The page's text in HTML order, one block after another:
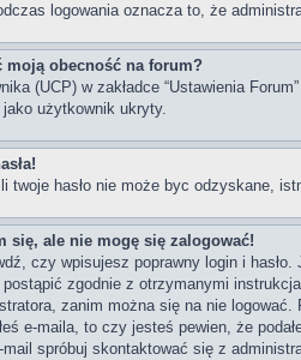
logowania oznacza to, że
moją obecność na forum?
(UCP) w zakładce “Ustawienia
użytkownik ukryty.
twoje hasło nie może byc odzyskane,
się, ale nie mogę się zalogować!
czy wpisujesz poprawny login i
zgodnie z otrzymanymi
zanim można się na nie
e-maila, to czy jesteś pewien, że
spróbuj skontaktować się z